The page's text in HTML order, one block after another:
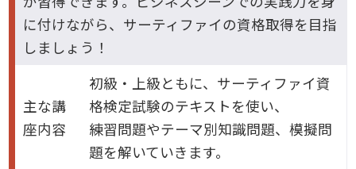
に付けながら、サーティファイの資格取得を目指
しましょう！
主な講
座内容
初級・上級ともに、サーティファイ資
格検定試験のテキストを使い、
練習問題やテーマ別知識問題、模擬問
題を解いていきます。